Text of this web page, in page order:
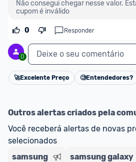
Não consegui chegar nesse valor.
cupom é inválido
0 Responder
0 Deixe o seu comentário
🚀Excelente Preço 🧐Entendedores?
Outros alertas criados pela
Você receberá alertas de novas
selecionados
samsung
samsung galaxy